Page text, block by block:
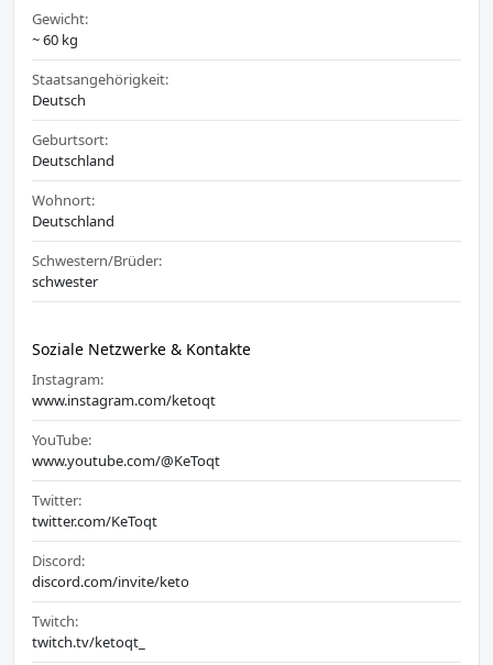
Gewicht:
~ 60 kg
Staatsangehörigkeit:
Deutsch
Geburtsort:
Deutschland
Wohnort:
Deutschland
Schwestern/Brüder:
schwester
Soziale Netzwerke & Kontakte
Instagram:
www.instagram.com/ketoqt
YouTube:
www.youtube.com/@KeToqt
Twitter:
twitter.com/KeToqt
Discord:
discord.com/invite/keto
Twitch:
twitch.tv/ketoqt_